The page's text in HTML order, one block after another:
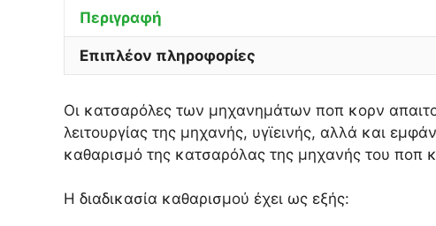
Περιγραφή
Επιπλέον πληροφορίες
Οι κατσαρόλες των μηχανημάτων ποπ κορν
λειτουργίας της μηχανής, υγϊεινής, αλλά και
καθαρισμό της κατσαρόλας της μηχανής του ποπ
Η διαδικασία καθαρισμού έχει ως εξής: